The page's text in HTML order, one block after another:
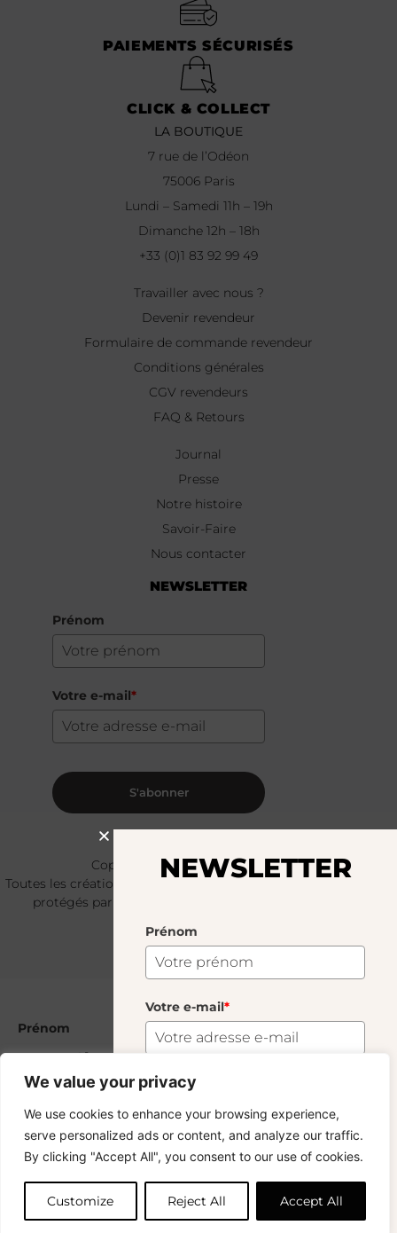
We value your privacy
We use cookies to enhance your browsing experience,
serve personalized ads or content, and analyze our traffic.
By clicking "Accept All", you consent to our use of cookies.
Customize Reject All Accept All
Murano Shot Glass Framboise
PAIEMENTS SÉCURISÉS
CLICK & COLLECT
LA BOUTIQUE
7 rue de l’Odéon
75006 Paris
Lundi – Samedi 11h – 19h
Dimanche 12h – 18h
+33 (0)1 83 92 99 49
Travailler avec nous ?
Devenir revendeur
Formulaire de commande revendeur
Conditions générales
CGV revendeurs
FAQ & Retours
Journal
Presse
Notre histoire
Savoir-Faire
Nous contacter
NEWSLETTER
Prénom
Votre e-mail*
S'abonner
Copyright © 2024 – © La Soufflerie.
Toutes les créations, tous les designs et tous les contenus sont
protégés par le droit d’auteur et le droit des marques.
NEWSLETTER
Prénom
Votre e-mail*
Vous voulez rester informé ? Inscrivez-vous
Prénom
S'abonner